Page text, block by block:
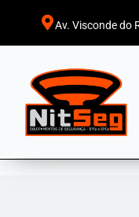
Av. Visconde do